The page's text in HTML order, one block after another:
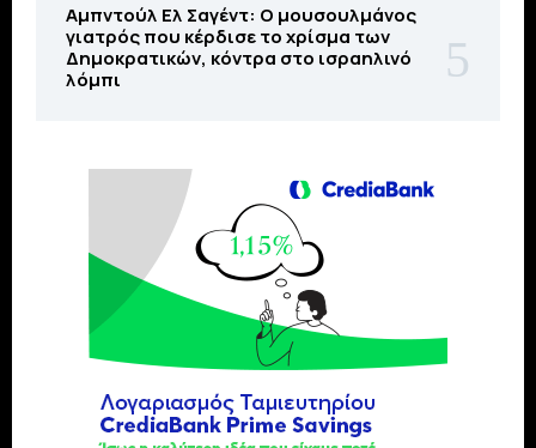
Αμπντούλ Ελ Σαγέντ: Ο μουσουλμάνος
γιατρός που κέρδισε το χρίσμα των
Δημοκρατικών, κόντρα στο ισραηλινό
λόμπι